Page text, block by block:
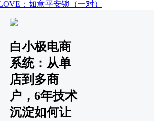
：如意平安锁（一对）
白小极电商
系统：从单
店到多商
户，6年技术
沉淀如何让